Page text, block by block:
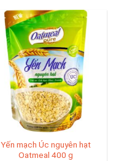
Yến mạch Úc nguyên hạt
Oatmeal 400 g